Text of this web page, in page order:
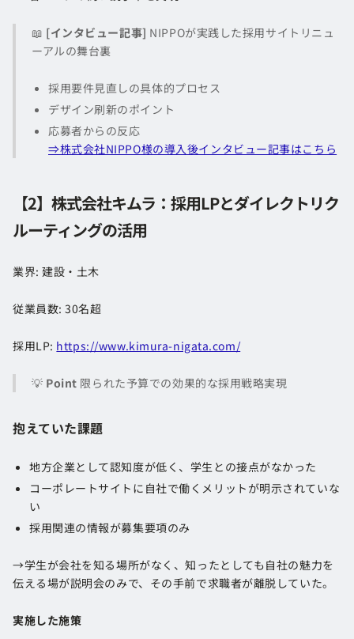
📖 [インタビュー記事] NIPPOが実践した採用サイトリニュ
ーアルの舞台裏
採用要件見直しの具体的プロセス
デザイン刷新のポイント
応募者からの反応
⇒株式会社NIPPO様の導入後インタビュー記事はこちら
【2】株式会社キムラ：採用LPとダイレクトリク
ルーティングの活用
業界: 建設・土木
従業員数: 30名超
採用LP: https://www.kimura-nigata.com/
💡 Point 限られた予算での効果的な採用戦略実現
抱えていた課題
地方企業として認知度が低く、学生との接点がなかった
コーポレートサイトに自社で働くメリットが明示されていな
い
採用関連の情報が募集要項のみ
→学生が会社を知る場所がなく、知ったとしても自社の魅力を
伝える場が説明会のみで、その手前で求職者が離脱していた。
実施した施策